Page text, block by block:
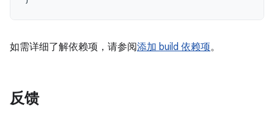
如需详细了解依赖项，请参阅添加 build 依赖项。
反馈